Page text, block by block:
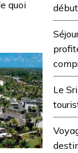
quoi
Le